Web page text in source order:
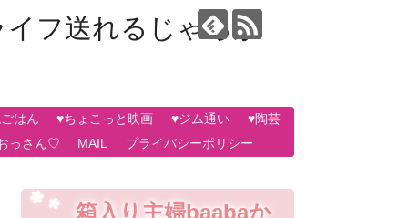
フ送れるじゃろか
はん ♥ちょこっと映画 ♥ジム通い
♥陶芸
っさん♡ MAIL プライバシーポリシー
箱入り主婦baabaか